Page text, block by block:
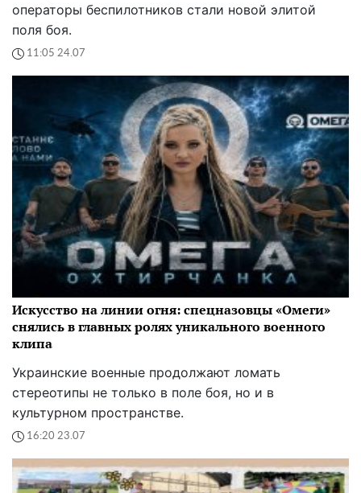
операторы беспилотников стали новой элитой
поля боя.
11:05 24.07
Искусство на линии огня: спецназовцы «Омеги»
снялись в главных ролях уникального военного
клипа
Украинские военные продолжают ломать
стереотипы не только в поле боя, но и в
культурном пространстве.
16:20 23.07